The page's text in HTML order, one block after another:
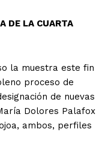
DE LA CUARTA
la muestra este fin
proceso de
de nuevas
Dolores Palafox
ambos, perfiles